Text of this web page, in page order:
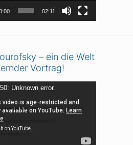
02:11
– ein die Welt
Vortrag!
Unknown error.
watch?